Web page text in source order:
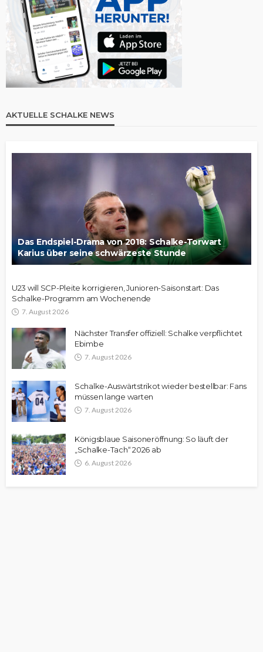
AKTUELLE SCHALKE NEWS
Das Endspiel-Drama von 2018: Schalke-Torwart
Karius über seine schwärzeste Stunde
U23 will SCP-Pleite korrigieren, Junioren-Saisonstart: Das
Schalke-Programm am Wochenende
7. August 2026
Nächster Transfer offiziell: Schalke verpflichtet
Ebimbe
7. August 2026
Schalke-Auswärtstrikot wieder bestellbar: Fans
müssen lange warten
7. August 2026
Königsblaue Saisoneröffnung: So läuft der
„Schalke-Tach“ 2026 ab
6. August 2026